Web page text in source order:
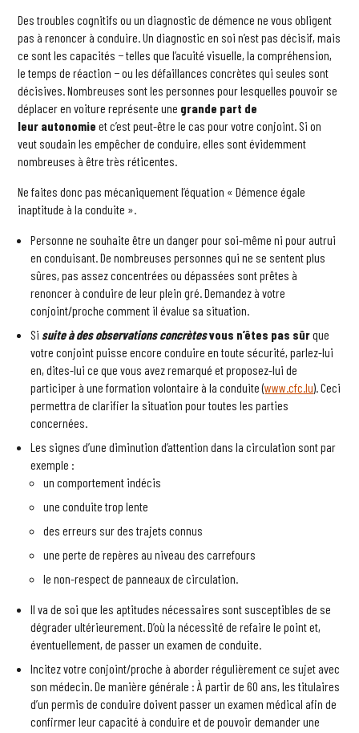
Des troubles cognitifs ou un diagnostic de démence ne vous obligent
pas à renoncer à conduire. Un diagnostic en soi n’est pas décisif, mais
ce sont les capacités − telles que l’acuité visuelle, la compréhension,
le temps de réaction − ou les défaillances concrètes qui seules sont
décisives. Nombreuses sont les personnes pour lesquelles pouvoir se
déplacer en voiture représente une grande part de
leur autonomieet c’est peut-être le cas pour votre conjoint. Si on
veut soudain les empêcher de conduire, elles sont évidemment
nombreuses à être très réticentes.
Ne faites donc pas mécaniquement l’équation « Démence égale
inaptitude à la conduite ».
Personne ne souhaite être un danger pour soi-même ni pour autrui
en conduisant. De nombreuses personnes qui ne se sentent plus
sûres, pas assez concentrées ou dépassées sont prêtes à
renoncer à conduire de leur plein gré. Demandez à votre
conjoint/proche comment il évalue sa situation.
Si suite à des observations concrètesvous n’êtes pas sûrque
votre conjoint puisse encore conduire en toute sécurité, parlez-lui
en, dites-lui ce que vous avez remarqué et proposez-lui de
participer à une formation volontaire à la conduite (www.cfc.lu). Ceci
permettra de clarifier la situation pour toutes les parties
concernées.
Les signes d’une diminution d’attention dans la circulation sont par
exemple :
un comportement indécis
une conduite trop lente
des erreurs sur des trajets connus
une perte de repères au niveau des carrefours
le non-respect de panneaux de circulation.
Il va de soi que les aptitudes nécessaires sont susceptibles de se
dégrader ultérieurement. D’où la nécessité de refaire le point et,
éventuellement, de passer un examen de conduite.
Incitez votre conjoint/proche à aborder régulièrement ce sujet avec
son médecin. De manière générale : À partir de 60 ans, les titulaires
d’un permis de conduire doivent passer un examen médical afin de
confirmer leur capacité à conduire et de pouvoir demander une